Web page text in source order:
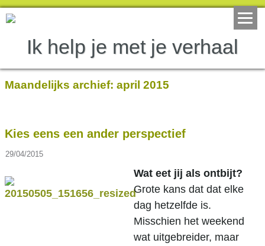
Ik help je met je verhaal
Maandelijks archief: april 2015
Kies eens een ander perspectief
29/04/2015
Wat eet jij als ontbijt?
Grote kans dat dat elke
dag hetzelfde is.
Misschien het weekend
wat uitgebreider, maar